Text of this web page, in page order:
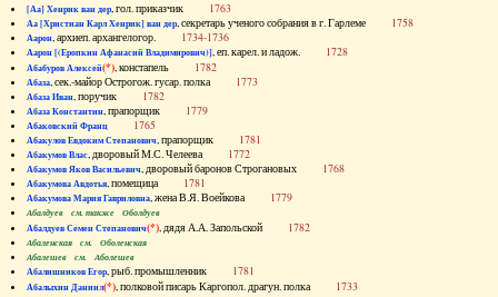
[Аа] Хенрик ван дер, гол. приказчик 1763
Аа [Христиан Карл Хенрик] ван дер, секретарь ученого собрания в г. Гарлеме 1758
Аарон, архиеп. архангелогор. 1734-1736
Аарон [(Еропкин Афанасий Владимирович)], еп. карел. и ладож. 1728
Абабуров Алексей(*), констапель 1782
Абаза, сек.-майор Острогож. гусар. полка 1773
Абаза Иван, поручик 1782
Абаза Константин, прапорщик 1779
Абаковский Франц 1765
Абакулов Евдоким Степанович, прапорщик 1781
Абакумов Влас, дворовый М.С. Челеева 1772
Абакумов Яков Васильевич, дворовый баронов Строгановых 1768
Абакумова Авдотья, помещица 1781
Абакумова Мария Гавриловна, жена В.Я. Воейкова 1779
Абалдуев см. также Оболдуев
Абалдуев Семен Степанович(*), дядя А.А. Запольской 1782
Абаленская см. Оболенская
Абалешев см. Аболешев
Абалишников Егор, рыб. промышленник 1781
Абалыхин Даниил(*), полковой писарь Каргопол. драгун. полка 1733